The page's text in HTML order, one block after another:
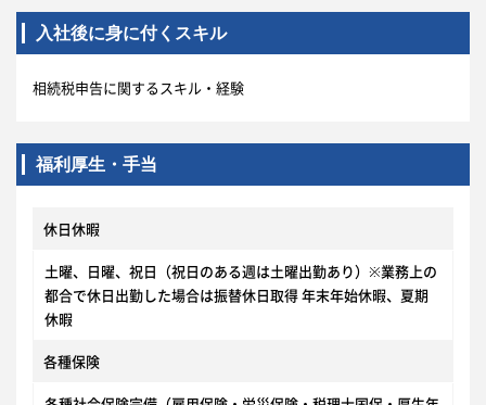
入社後に身に付くスキル
相続税申告に関するスキル・経験
福利厚生・手当
休日休暇
土曜、日曜、祝日（祝日のある週は土曜出勤あり）※業務上の
都合で休日出勤した場合は振替休日取得 年末年始休暇、夏期
休暇
各種保険